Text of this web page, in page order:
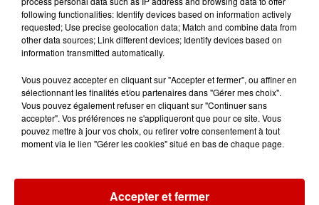
Gagnez vos entrées pour le
Musée du Sport Automobile au
Mans !
following functionalities: Identify devices based on information actively
requested; Use precise geolocation data; Match and combine data from
other data sources; Link different devices; Identify devices based on
information transmitted automatically.
Vous pouvez accepter en cliquant sur "Accepter et fermer", ou affiner en
sélectionnant les finalités et/ou partenaires dans "Gérer mes choix".
Vous pouvez également refuser en cliquant sur "Continuer sans
accepter". Vos préférences ne s'appliqueront que pour ce site. Vous
pouvez mettre à jour vos choix, ou retirer votre consentement à tout
moment via le lien "Gérer les cookies" situé en bas de chaque page.
Accepter et fermer